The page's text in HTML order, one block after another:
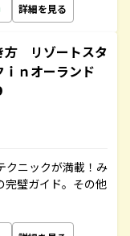
詳細を見る
方 リゾートスタ
ｎオーランド
クニックが満載！み
完璧ガイド。その他